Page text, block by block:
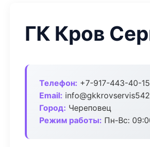
ГК Кров
Телефон: +7-917-443-40-15
Email:
Город: Череповец
Режим работы: Пн-Вс: